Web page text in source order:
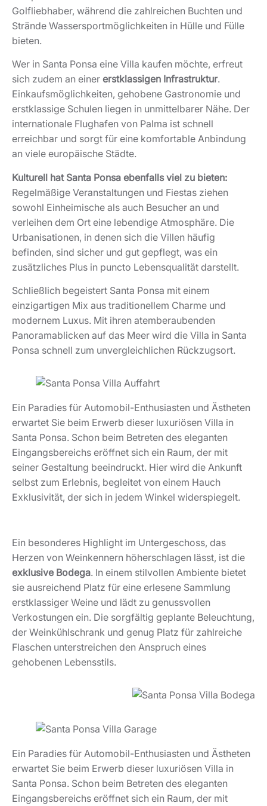
Golfliebhaber, während die zahlreichen Buchten und
Strände Wassersportmöglichkeiten in Hülle und Fülle
bieten.
Wer in Santa Ponsa eine Villa kaufen möchte, erfreut
sich zudem an einer erstklassigen Infrastruktur.
Einkaufsmöglichkeiten, gehobene Gastronomie und
erstklassige Schulen liegen in unmittelbarer Nähe. Der
internationale Flughafen von Palma ist schnell
erreichbar und sorgt für eine komfortable Anbindung
an viele europäische Städte.
Kulturell hat Santa Ponsa ebenfalls viel zu bieten:
Regelmäßige Veranstaltungen und Fiestas ziehen
sowohl Einheimische als auch Besucher an und
verleihen dem Ort eine lebendige Atmosphäre. Die
Urbanisationen, in denen sich die Villen häufig
befinden, sind sicher und gut gepflegt, was ein
zusätzliches Plus in puncto Lebensqualität darstellt.
Schließlich begeistert Santa Ponsa mit einem
einzigartigen Mix aus traditionellem Charme und
modernem Luxus. Mit ihren atemberaubenden
Panoramablicken auf das Meer wird die Villa in Santa
Ponsa schnell zum unvergleichlichen Rückzugsort.
Ein Paradies für Automobil-Enthusiasten und Ästheten
erwartet Sie beim Erwerb dieser luxuriösen Villa in
Santa Ponsa. Schon beim Betreten des eleganten
Eingangsbereichs eröffnet sich ein Raum, der mit
seiner Gestaltung beeindruckt. Hier wird die Ankunft
selbst zum Erlebnis, begleitet von einem Hauch
Exklusivität, der sich in jedem Winkel widerspiegelt.
Ein besonderes Highlight im Untergeschoss, das
Herzen von Weinkennern höherschlagen lässt, ist die
exklusive Bodega. In einem stilvollen Ambiente bietet
sie ausreichend Platz für eine erlesene Sammlung
erstklassiger Weine und lädt zu genussvollen
Verkostungen ein. Die sorgfältig geplante Beleuchtung,
der Weinkühlschrank und genug Platz für zahlreiche
Flaschen unterstreichen den Anspruch eines
gehobenen Lebensstils.
Ein Paradies für Automobil-Enthusiasten und Ästheten
erwartet Sie beim Erwerb dieser luxuriösen Villa in
Santa Ponsa. Schon beim Betreten des eleganten
Eingangsbereichs eröffnet sich ein Raum, der mit